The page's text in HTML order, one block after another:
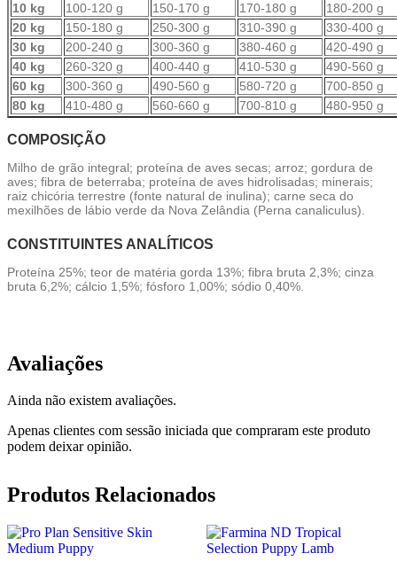
10 kg
100-120 g 150-170 g 170-180 g
180-200 g
20 kg
150-180 g 250-300 g 310-390 g
330-400 g
30 kg
200-240 g 300-360 g 380-460 g
420-490 g
40 kg
260-320 g 400-440 g 410-530 g
490-560 g
60 kg
300-360 g 490-560 g 580-720 g
700-850 g
80 kg
410-480 g 560-660 g 700-810 g 480-950 g
COMPOSIÇÃO
Milho de grão integral; proteína de aves secas; arroz; gordura de
aves; fibra de beterraba; proteína de aves hidrolisadas; minerais;
raiz chicória terrestre (fonte natural de inulina); carne seca do
mexilhões de lábio verde da Nova Zelândia (Perna canaliculus).
CONSTITUINTES ANALÍTICOS
Proteína 25%; teor de matéria gorda 13%; fibra bruta 2,3%; cinza
bruta 6,2%; cálcio 1,5%; fósforo 1,00%; sódio 0,40%.
Avaliações
Ainda não existem avaliações.
Apenas clientes com sessão iniciada que compraram este produto
podem deixar opinião.
Produtos Relacionados